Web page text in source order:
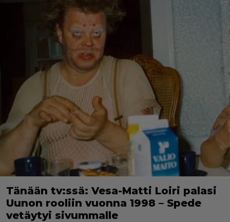
Tänään tv:ssä: Vesa-Matti Loiri palasi
Uunon rooliin vuonna 1998 – Spede
vetäytyi sivummalle